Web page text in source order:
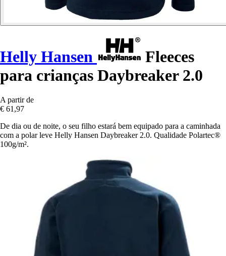
Helly Hansen
Fleeces
para crianças Daybreaker 2.0
A partir de
€ 61,97
De dia ou de noite, o seu filho estará bem equipado para a caminhada
com a polar leve Helly Hansen Daybreaker 2.0. Qualidade Polartec®
100g/m².